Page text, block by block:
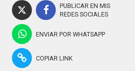
PUBLICAR EN MIS
REDES SOCIALES
ENVIAR POR WHATSAPP
COPIAR LINK